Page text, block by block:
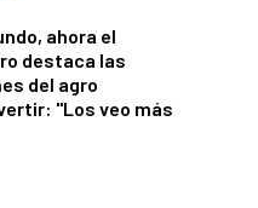
ahora el
destaca las
del agro
"Los veo más